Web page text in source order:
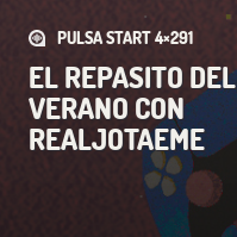
PULSA START 4×291
EL REPASITO DEL
VERANO CON
REALJOTAEME